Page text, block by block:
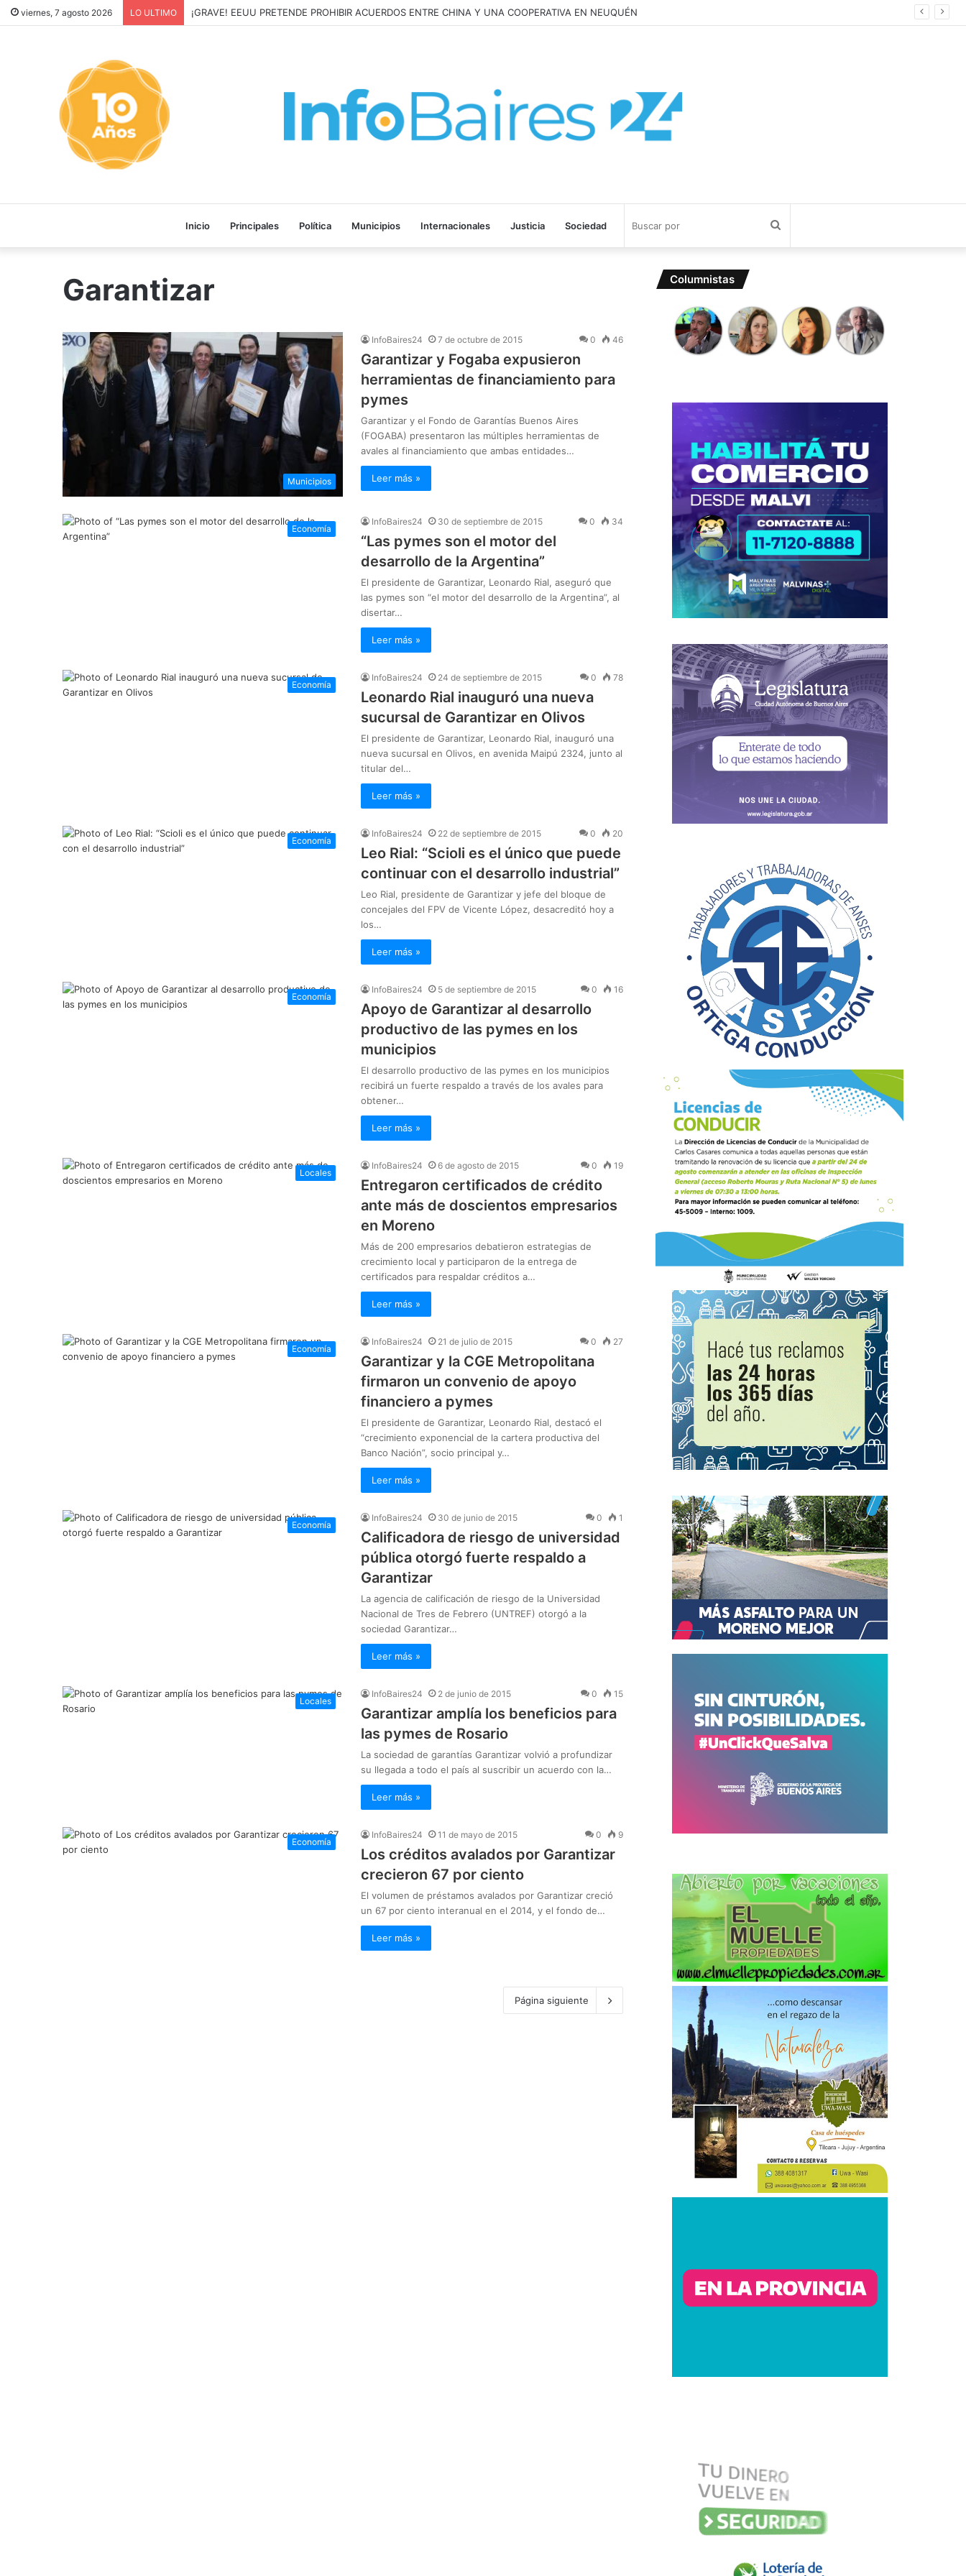
viernes, 7 agosto 2026 LO ULTIMO ¡GRAVE! EEUU PRETENDE PROHIBIR ACUERDOS ENTRE CHINA Y UNA COOPERATIVA EN NEUQUÉN
Inicio Principales Política Municipios Internacionales Justicia Sociedad
Garantizar
Municipios
InfoBaires24 7 de octubre de 2015 0 46
Garantizar y Fogaba expusieron
herramientas de financiamiento para
pymes
Garantizar y el Fondo de Garantías Buenos Aires
(FOGABA) presentaron las múltiples herramientas de
avales al financiamiento que ambas entidades…
Leer más »
Economía
InfoBaires24 30 de septiembre de 2015 0 34
“Las pymes son el motor del
desarrollo de la Argentina”
El presidente de Garantizar, Leonardo Rial, aseguró que
las pymes son “el motor del desarrollo de la Argentina”, al
disertar…
Leer más »
Economía
InfoBaires24 24 de septiembre de 2015 0 78
Leonardo Rial inauguró una nueva
sucursal de Garantizar en Olivos
El presidente de Garantizar, Leonardo Rial, inauguró una
nueva sucursal en Olivos, en avenida Maipú 2324, junto al
titular del…
Leer más »
Economía
InfoBaires24 22 de septiembre de 2015 0 20
Leo Rial: “Scioli es el único que puede
continuar con el desarrollo industrial”
Leo Rial, presidente de Garantizar y jefe del bloque de
concejales del FPV de Vicente López, desacreditó hoy a
los…
Leer más »
Economía
InfoBaires24 5 de septiembre de 2015 0 16
Apoyo de Garantizar al desarrollo
productivo de las pymes en los
municipios
El desarrollo productivo de las pymes en los municipios
recibirá un fuerte respaldo a través de los avales para
obtener…
Leer más »
Locales
InfoBaires24 6 de agosto de 2015 0 19
Entregaron certificados de crédito
ante más de doscientos empresarios
en Moreno
Más de 200 empresarios debatieron estrategias de
crecimiento local y participaron de la entrega de
certificados para respaldar créditos a…
Leer más »
Economía
InfoBaires24 21 de julio de 2015 0 27
Garantizar y la CGE Metropolitana
firmaron un convenio de apoyo
financiero a pymes
El presidente de Garantizar, Leonardo Rial, destacó el
“crecimiento exponencial de la cartera productiva del
Banco Nación”, socio principal y…
Leer más »
Economía
InfoBaires24 30 de junio de 2015 0 1
Calificadora de riesgo de universidad
pública otorgó fuerte respaldo a
Garantizar
La agencia de calificación de riesgo de la Universidad
Nacional de Tres de Febrero (UNTREF) otorgó a la
sociedad Garantizar…
Leer más »
Locales
InfoBaires24 2 de junio de 2015 0 15
Garantizar amplía los beneficios para
las pymes de Rosario
La sociedad de garantías Garantizar volvió a profundizar
su llegada a todo el país al suscribir un acuerdo con la…
Leer más »
Economía
InfoBaires24 11 de mayo de 2015 0 9
Los créditos avalados por Garantizar
crecieron 67 por ciento
El volumen de préstamos avalados por Garantizar creció
un 67 por ciento interanual en el 2014, y el fondo de…
Leer más »
Página siguiente
Columnistas